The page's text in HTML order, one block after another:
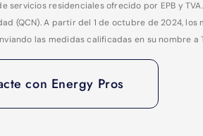
servicios residenciales ofrecido por EPB y
(QCN). A partir del 1 de octubre de 2024,
las medidas calificadas en su nombre a
con Energy Pros